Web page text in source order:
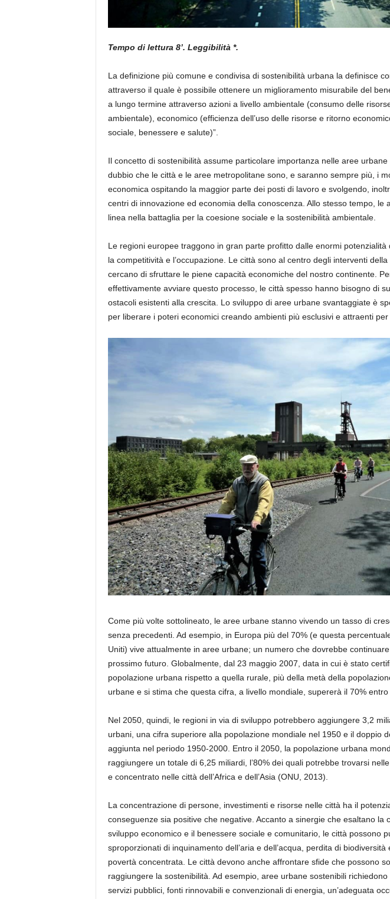
Tempo di lettura 8’. Leggibilità *.
La definizione più comune e condivisa di sostenibilità urbana la definisce
attraverso il quale è possibile ottenere un miglioramento misurabile del
a lungo termine attraverso azioni a livello ambientale (consumo delle
ambientale), economico (efficienza dell’uso delle risorse e ritorno
sociale, benessere e salute)”.
Il concetto di sostenibilità assume particolare importanza nelle aree urbane
dubbio che lecittà e le aree metropolitane sono, e saranno sempre più
i
economica ospitando la maggior parte dei posti di lavoro e svolgendo,
centri di innovazione ed economia della conoscenza. Allo stesso tempo, le
linea nella battaglia per la coesione sociale e la sostenibilità ambientale.
Le regioni europee traggono in gran parte profitto dalle enormi
la competitività e l’occupazione. L e città sono al centro degli interventi
cercano di sfruttare le piene capacità economiche del nostro continente.
effettivamente avviare questo processo, le città spesso hanno bisogno di
ostacoli esistenti alla crescita. Lo sviluppo di aree urbane svantaggiate è
per liberare i poteri economici creando ambienti più esclusivi e attraentiper
Come più volte sottolineato, le aree urbane stanno vivendo un tasso di
senza precedenti. Ad esempio, in Europa più del 70% (e questa
Uniti) vive attualmente in aree urbane; un numero che dovrebbe
prossimo futuro. Globalmente, dal 23 maggio 2007, data in cui è stato
popolazione urbana rispetto a quella rurale, più della metà della
urbane e si stima che questa cifra, a livello mondiale, supererà il 70%
Nel 2050, quindi, le regioni in via di sviluppo potrebbero aggiungere 3,2
urbani, una cifra superiore alla popolazione mondiale nel 1950 e il doppio
aggiunta nel periodo 1950-2000. Entro il 2050, la popolazione urbana
raggiungere un totale di 6,25 miliardi, l’80% dei quali potrebbe trovarsi
e concentrato nelle città dell’Africa e dell’Asia (ONU, 2013).
La concentrazione di persone, investimenti e risorse nelle città ha il
conseguenze sia positive che negative. Accanto asinergie che esaltano la
sviluppo economico e il benessere sociale e comunitario, le città possono
sproporzionati di inquinamento dell’aria e dell’acqua, perdita di
povertà concentrata. Le città devono anche affrontare sfide che possono
raggiungere la sostenibilità. Ad esempio, aree urbane sostenibili
servizi pubblici, fonti rinnovabili e convenzionali di energia, un’adeguata